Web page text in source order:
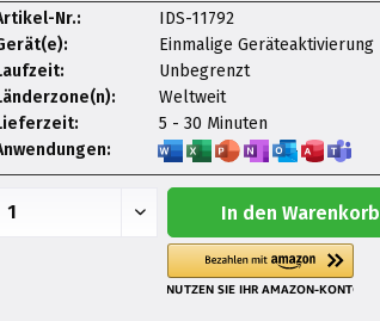
Nr.:
IDS-11792
Einmalige Geräteaktivierung
Unbegrenzt
Weltweit
5 - 30 Minuten
In den Warenkorb